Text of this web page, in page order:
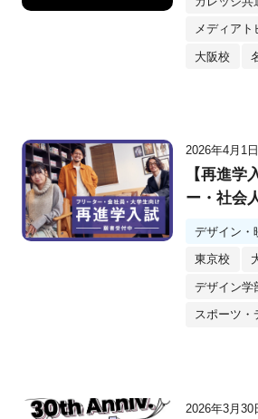
メディアト
大阪校
2026年4月1日
【再進学
ー・社会
デザイン・
東京校
デザイン学
スポーツ・
2026年3月30